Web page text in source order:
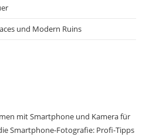
und Modern Ruins
mit Smartphone und Kamera für
Smartphone-Fotografie: Profi-Tipps